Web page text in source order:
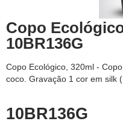
Copo
10BR136G
Copo Ecológico, 320ml -
coco. Gravação 1 cor em silk
10BR136G